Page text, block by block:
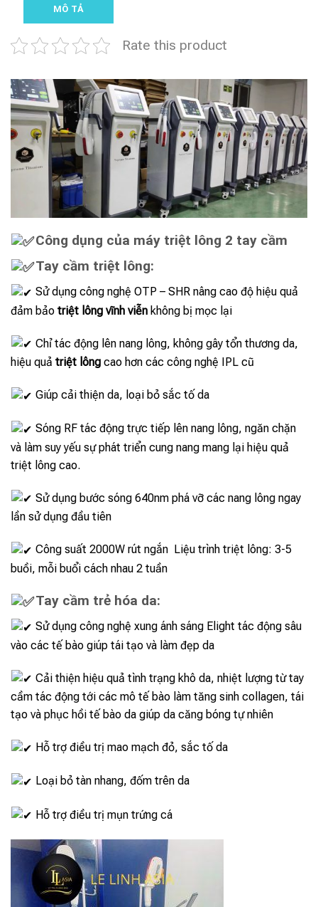
MÔ TẢ
Rate this product
Công dụng của máy triệt lông 2 tay cầm
Tay cầm triệt lông:
Sử dụng công nghệ OTP – SHR nâng cao độ hiệu quả
đảm bảo triệt lông vĩnh viễn không bị mọc lại
Chỉ tác động lên nang lông, không gây tổn thương da,
hiệu quả triệt lông cao hơn các công nghệ IPL cũ
Giúp cải thiện da, loại bỏ sắc tố da
Sóng RF tác động trực tiếp lên nang lông, ngăn chặn
và làm suy yếu sự phát triển cung nang mang lại hiệu quả
triệt lông cao.
Sử dụng bước sóng 640nm phá vỡ các nang lông ngay
lần sử dụng đầu tiên
Công suất 2000W rút ngắn Liệu trình triệt lông: 3-5
buồi, mỗi buổi cách nhau 2 tuần
Tay cầm trẻ hóa da:
Sử dụng công nghệ xung ánh sáng Elight tác động sâu
vào các tế bào giúp tái tạo và làm đẹp da
Cải thiện hiệu quả tình trạng khô da, nhiệt lượng từ tay
cầm tác động tới các mô tế bào làm tăng sinh collagen, tái
tạo và phục hồi tế bào da giúp da căng bóng tự nhiên
Hỗ trợ điều trị mao mạch đỏ, sắc tố da
Loại bỏ tàn nhang, đốm trên da
Hỗ trợ điều trị mụn trứng cá